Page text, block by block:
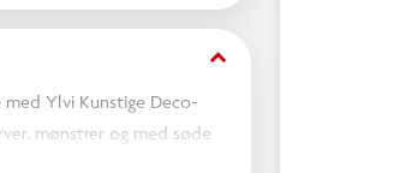
keyboard_arrow_down
Ylvi Kunstige Deco-
mønstrer og med søde